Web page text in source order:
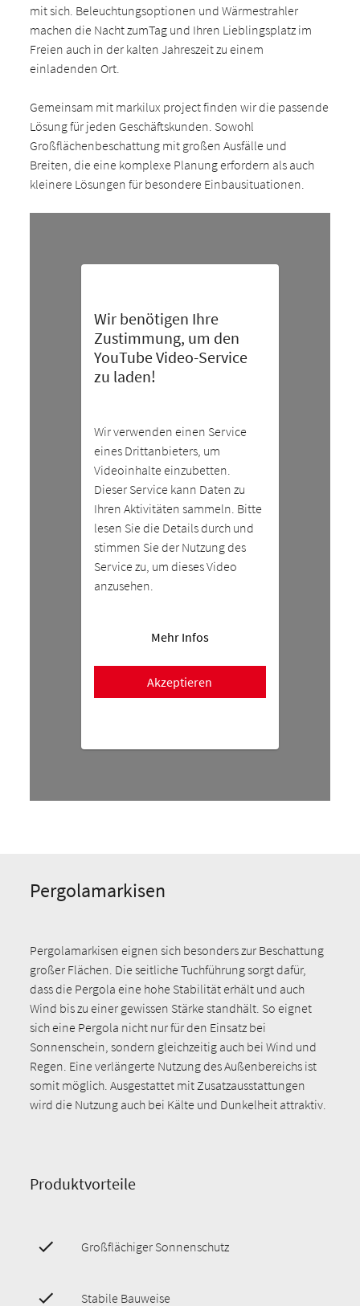
mit sich. Beleuchtungsoptionen und Wärmestrahler
machen die Nacht zumTag und Ihren Lieblingsplatz im
Freien auch in der kalten Jahreszeit zu einem
einladenden Ort.
Gemeinsam mit markilux project finden wir die passende
Lösung für jeden Geschäftskunden. Sowohl
Großflächenbeschattung mit großen Ausfälle und
Breiten, die eine komplexe Planung erfordern als auch
kleinere Lösungen für besondere Einbausituationen.
Wir benötigen Ihre
Zustimmung, um den
YouTube Video-Service
zu laden!
Wir verwenden einen Service
eines Drittanbieters, um
Videoinhalte einzubetten.
Dieser Service kann Daten zu
Ihren Aktivitäten sammeln. Bitte
lesen Sie die Details durch und
stimmen Sie der Nutzung des
Service zu, um dieses Video
anzusehen.
Mehr Infos
Akzeptieren
Pergolamarkisen
Pergolamarkisen eignen sich besonders zur Beschattung
großer Flächen. Die seitliche Tuchführung sorgt dafür,
dass die Pergola eine hohe Stabilität erhält und auch
Wind bis zu einer gewissen Stärke standhält. So eignet
sich eine Pergola nicht nur für den Einsatz bei
Sonnenschein, sondern gleichzeitig auch bei Wind und
Regen. Eine verlängerte Nutzung des Außenbereichs ist
somit möglich. Ausgestattet mit Zusatzausstattungen
wird die Nutzung auch bei Kälte und Dunkelheit attraktiv.
Produktvorteile
Großflächiger Sonnenschutz
Stabile Bauweise